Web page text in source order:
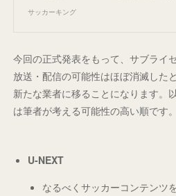
サッカーキング
今回の正式発表をもって、サブライ
放送・配信の可能性はほぼ消滅した
新たな業者に移ることになります。
は筆者が考える可能性の高い順です。
U-NEXT
なるべくサッカーコンテンツ